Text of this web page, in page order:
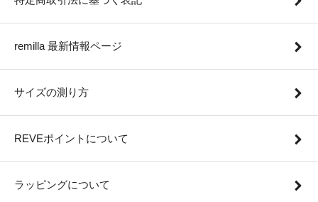
remilla 最新情報ページ
サイズの測り方
REVEポイントについて
ラッピングについて